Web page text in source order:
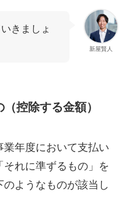
新屋賢人
きましょ
控除する金額）
年度において支払い
れに準ずるもの」を
ようなものが該当し